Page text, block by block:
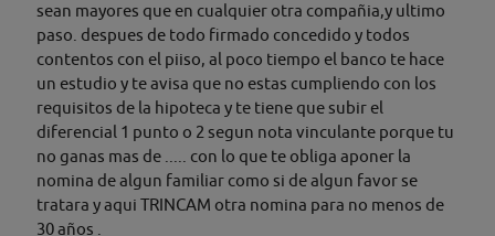
sean mayores que en cualquier otra compañia,y ultimo
paso. despues de todo firmado concedido y todos
contentos con el piiso, al poco tiempo el banco te hace
un estudio y te avisa que no estas cumpliendo con los
requisitos de la hipoteca y te tiene que subir el
diferencial 1 punto o 2 segun nota vinculante porque tu
no ganas mas de ..... con lo que te obliga aponer la
nomina de algun familiar como si de algun favor se
tratara y aqui TRINCAM otra nomina para no menos de
30 años .